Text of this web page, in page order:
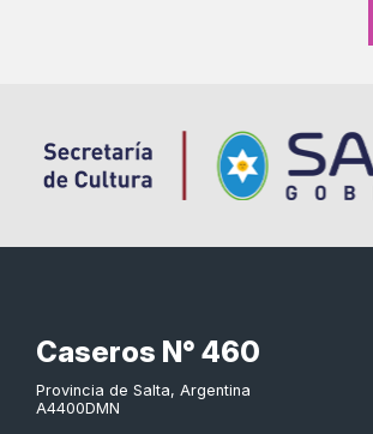
Caseros N° 460
Provincia de Salta, Argentina
A4400DMN